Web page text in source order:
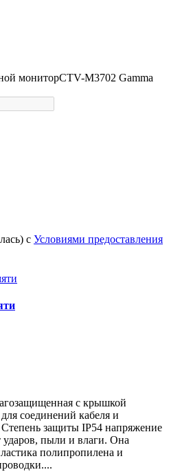
CTV-M3702 Gamma
с Условиями предоставления
с крышкой
соединений кабеля и
защиты IP54 напряжение
ударов, пыли и влаги. Она
полипропилена и